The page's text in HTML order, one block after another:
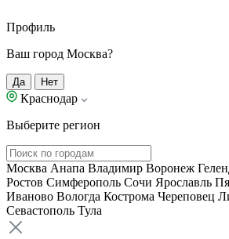
Профиль
Ваш город Москва?
Да Нет
Краснодар
Выберите регион
Москва Анапа Владимир Воронеж
Ростов Симферополь Сочи Ярославль
Иваново Вологда Кострома Череповец
Севастополь Тула